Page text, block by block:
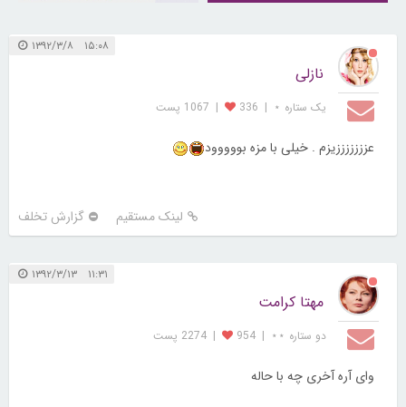
۱۵:۰۸ ۱۳۹۲/۳/۸
نازلی
یک ستاره ⋆ |
336
| 1067 پست
عزززززززیزم . خیلی با مزه بووووود
لینک مستقیم گزارش تخلف
۱۱:۳۱ ۱۳۹۲/۳/۱۳
مهتا کرامت
دو ستاره ⋆⋆ |
954
| 2274 پست
وای آره آخری چه با حاله